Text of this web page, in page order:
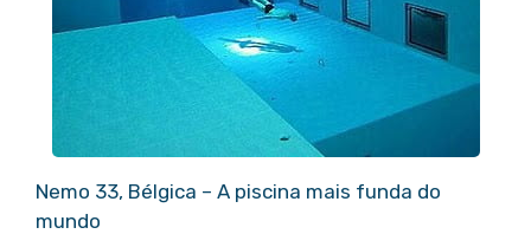
Nemo 33, Bélgica – A piscina mais funda do
mundo